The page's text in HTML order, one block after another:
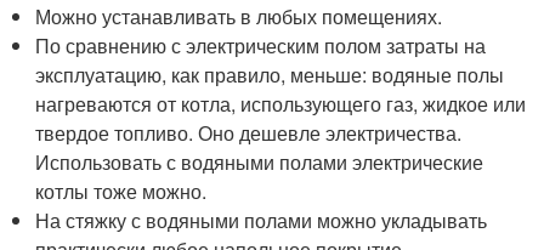
Можно устанавливать в любых помещениях.
По сравнению с электрическим полом затраты на
эксплуатацию, как правило, меньше: водяные полы
нагреваются от котла, использующего газ, жидкое или
твердое топливо. Оно дешевле электричества.
Использовать с водяными полами электрические
котлы тоже можно.
На стяжку с водяными полами можно укладывать